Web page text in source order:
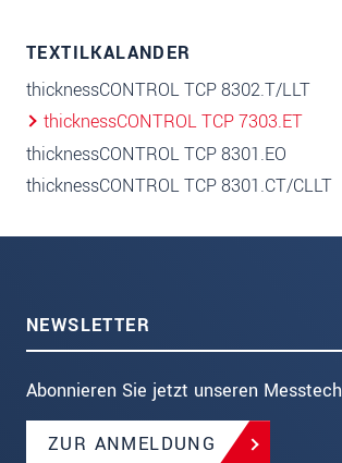
TEXTILKALANDER
thicknessCONTROL TCP 8302.T/LLT
thicknessCONTROL TCP 7303.ET
thicknessCONTROL TCP 8301.EO
thicknessCONTROL TCP 8301.CT/CLLT
NEWSLETTER
Abonnieren Sie jetzt unseren
ZUR ANMELDUNG